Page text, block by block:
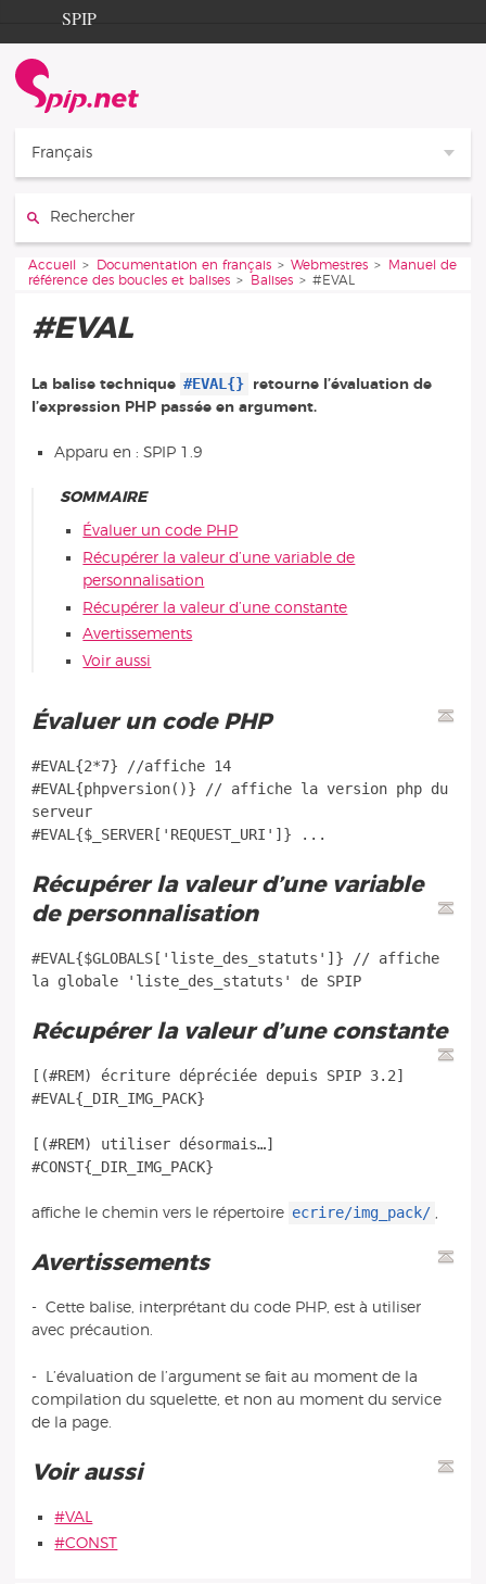
Aller au contenu
Aller à la navigation
SPIP
Documentation
Contribution
Français
Vous êtes ici :
Accueil Documentation en français Webmestres
Manuel de
référence des boucles et balises
Balises #EVAL
#EVAL
La balise technique #EVAL{} retourne l’évaluation de
l’expression PHP passée en argument.
Apparu en : SPIP 1.9
SOMMAIRE
Évaluer un code PHP
Récupérer la valeur d’une variable de
personnalisation
Récupérer la valeur d’une constante
Avertissements
Voir aussi
Évaluer un code PHP
#EVAL{2*7} //affiche 14
#EVAL{phpversion()} // affiche la version php du
serveur
Récupérer la valeur d’une variable
de personnalisation
#EVAL{$GLOBALS['liste_des_statuts']} // affiche
la globale 'liste_des_statuts' de SPIP
Récupérer la valeur d’une constante
[(#REM) écriture dépréciée depuis SPIP 3.2]
#EVAL{_DIR_IMG_PACK}
[(#REM) utiliser désormais…]
affiche le chemin vers le répertoire ecrire/img_pack/ ,
Avertissements
- Cette balise, interprétant du code PHP, est à utiliser
avec précaution.
- L’évaluation de l’argument se fait au moment de la
compilation du squelette, et non au moment du service
de la page.
Voir aussi
#VAL
#CONST